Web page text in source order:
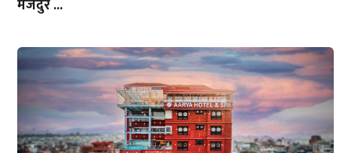
मजदुर ...